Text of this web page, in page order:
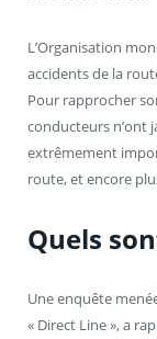
L’Organisation
accidents de la
Pour rapprocher
conducteurs n’ont
extrêmement
route, et encore
Quels
Une enquête
« Direct Line », a